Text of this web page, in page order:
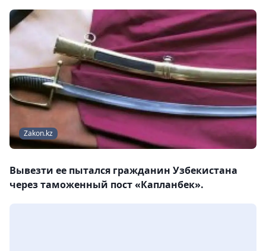
Zakon.kz
Вывезти ее пытался гражданин Узбекистана
через таможенный пост «Капланбек».